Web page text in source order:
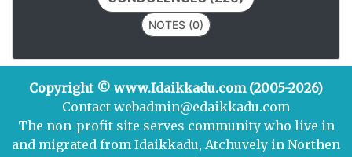
NOTES (0)
Copyright © www.Idaikkadu.com (2005-2026)
Contact webadmin@edaikkadu.com
The non-profit site serves community who live in
and migrated from Idaikkadu, Atchuvely in Northen